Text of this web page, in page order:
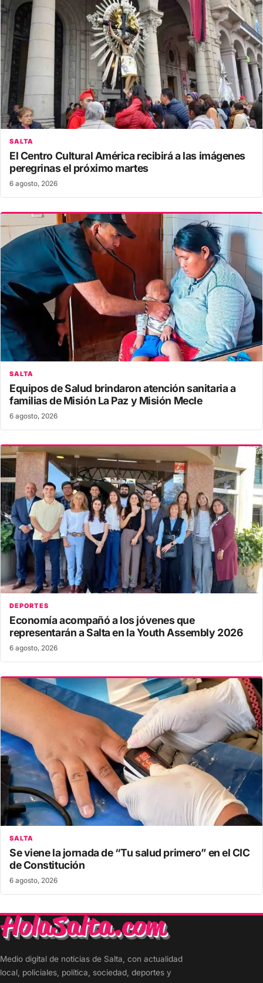
SALTA
El Centro Cultural América recibirá a las imágenes
peregrinas el próximo martes
6 agosto, 2026
SALTA
Equipos de Salud brindaron atención sanitaria a
familias de Misión La Paz y Misión Mecle
6 agosto, 2026
DEPORTES
Economía acompañó a los jóvenes que
representarán a Salta en la Youth Assembly 2026
6 agosto, 2026
SALTA
Se viene la jornada de “Tu salud primero” en el CIC
de Constitución
6 agosto, 2026
Medio digital de noticias de Salta, con actualidad
local, policiales, política, sociedad, deportes y